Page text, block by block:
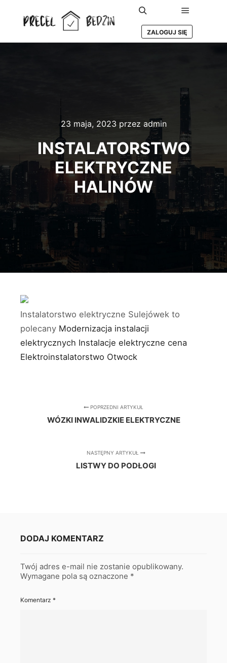
Szukaj Główne
ZALOGUJ SIĘ
23 maja, 2023 przez admin
INSTALATORSTWO
ELEKTRYCZNE
HALINÓW
Instalatorstwo elektryczne Sulejówek to
polecany Modernizacja instalacji
elektrycznych Instalacje elektryczne cena
Elektroinstalatorstwo Otwock
POPRZEDNI ARTYKUŁ
WÓZKI INWALIDZKIE ELEKTRYCZNE
NASTĘPNY ARTYKUŁ
LISTWY DO PODŁOGI
DODAJ KOMENTARZ
Twój adres e-mail nie zostanie opublikowany.
Wymagane pola są oznaczone *
Komentarz *